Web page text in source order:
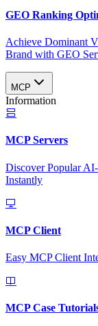
GEO Ranking
Achieve Dominant
Brand with GEO
MCP
Information
MCP Servers
Discover Popular
Instantly
MCP Client
Easy MCP Client
MCP Case